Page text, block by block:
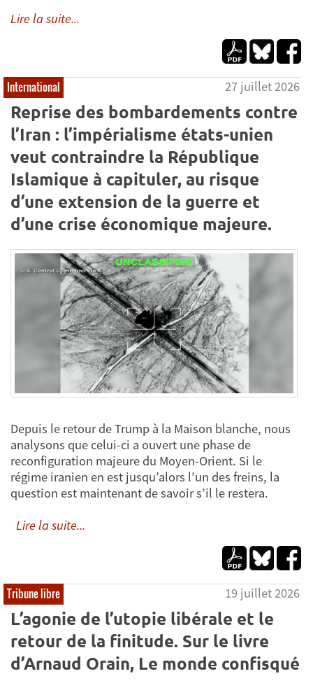
Lire la suite...
International 27 juillet 2026
Reprise des bombardements contre
l’Iran : l’impérialisme états-unien
veut contraindre la République
Islamique à capituler, au risque
d’une extension de la guerre et
d’une crise économique majeure.
Depuis le retour de Trump à la Maison blanche, nous
analysons que celui-ci a ouvert une phase de
reconfiguration majeure du Moyen-Orient. Si le
régime iranien en est jusqu’alors l’un des freins, la
question est maintenant de savoir s’il le restera.
Lire la suite...
Tribune libre 19 juillet 2026
L’agonie de l’utopie libérale et le
retour de la finitude. Sur le livre
d’Arnaud Orain, Le monde confisqué